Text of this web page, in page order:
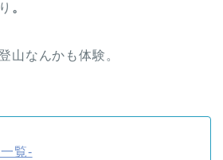
。
山なんかも体験。
覧-